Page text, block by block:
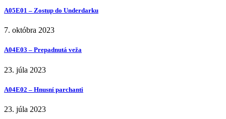
A05E01 – Zostup do Underdarku
7. októbra 2023
A04E03 – Prepadnutá veža
23. júla 2023
A04E02 – Hnusní parchanti
23. júla 2023